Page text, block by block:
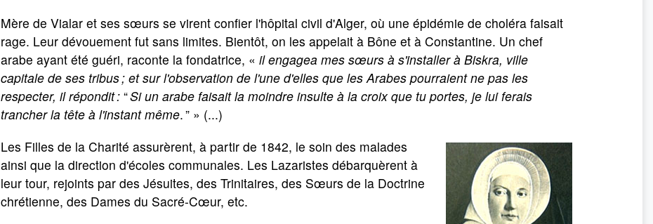
Mère de Vialar et ses sœurs se virent confier l'hôpital civil d'Alger, où une épidémie de choléra faisait
rage. Leur dévouement fut sans limites. Bientôt, on les appelait à Bône et à Constantine. Un chef
arabe ayant été guéri, raconte la fondatrice, « il engagea mes sœurs à s'installer à Biskra, ville
capitale de ses tribus ; et sur l'observation de l'une d'elles que les Arabes pourraient ne pas les
respecter, il répondit : “Si un arabe faisait la moindre insulte à la croix que tu portes, je lui ferais
trancher la tête à l'instant même. ” » (...)
Les Filles de la Charité assurèrent, à partir de 1842, le soin des malades
ainsi que la direction d'écoles communales. Les Lazaristes débarquèrent à
leur tour, rejoints par des Jésuites, des Trinitaires, des Sœurs de la Doctrine
chrétienne, des Dames du Sacré-Cœur, etc.